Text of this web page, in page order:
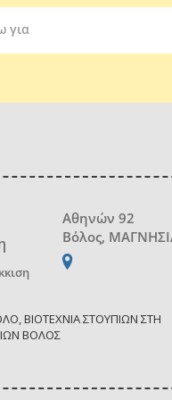
για
Αθηνών 92
Βόλος,
ΒΙΟΤΕΧΝΙΑ ΣΤΟΥΠΙΩΝ ΣΤΗ
ΒΟΛΟΣ